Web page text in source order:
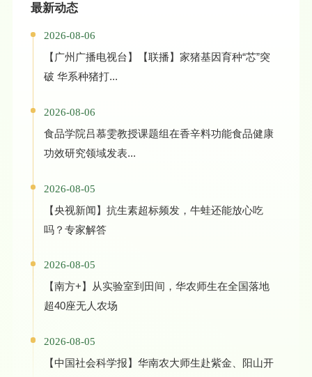
最新动态
2026-08-06
【广州广播电视台】【联播】家猪基因育种“芯”突
破 华系种猪打...
2026-08-06
食品学院吕慕雯教授课题组在香辛料功能食品健康
功效研究领域发表...
2026-08-05
【央视新闻】抗生素超标频发，牛蛙还能放心吃
吗？专家解答
2026-08-05
【南方+】从实验室到田间，华农师生在全国落地
超40座无人农场
2026-08-05
【中国社会科学报】华南农大师生赴紫金、阳山开